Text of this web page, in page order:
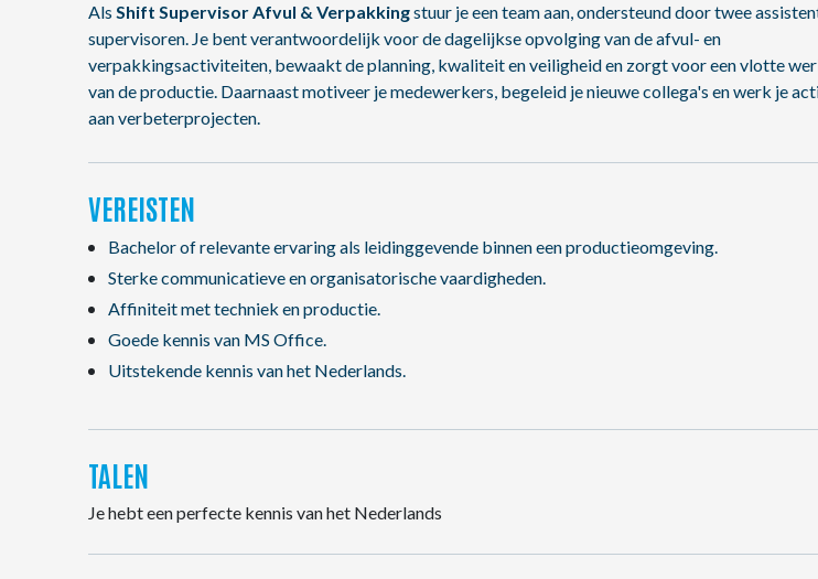
Als Shift Supervisor Afvul & Verpakkingstuur je een team aan, ondersteund door twee
supervisoren. Je bent verantwoordelijk voor de dagelijkse opvolging van de afvul- en
verpakkingsactiviteiten, bewaakt de planning, kwaliteit en veiligheid en zorgt voor een vlotte
van de productie. Daarnaast motiveer je medewerkers, begeleid je nieuwe collega's en werk je
aan verbeterprojecten.
VEREISTEN
Bachelor of relevante ervaring als leidinggevende binnen een productieomgeving.
Sterke communicatieve en organisatorische vaardigheden.
Affiniteit met techniek en productie.
Goede kennis van MS Office.
Uitstekende kennis van het Nederlands.
TALEN
Je hebt een perfecte kennis van het Nederlands